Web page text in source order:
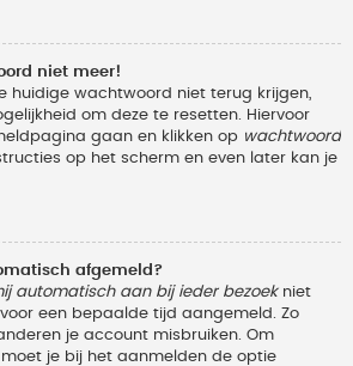
niet meer!
huidige wachtwoord niet terug krijgen,
om deze te resetten. Hiervoor
gaan en klikken op wachtwoord
op het scherm en even later kan je
afgemeld?
automatisch aan bij ieder bezoekniet
een bepaalde tijd aangemeld. Zo
je account misbruiken. Om
je bij het aanmelden de optie